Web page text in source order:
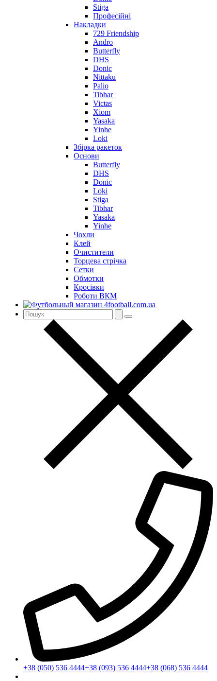
Stiga
Професійні
Накладки
729 Friendship
Andro
Butterfly
DHS
Donic
Nittaku
Palio
Tibhar
Victas
Xiom
Yasaka
Yinhe
Loki
Збірка ракеток
Основи
Butterfly
DHS
Donic
Loki
Stiga
Tibhar
Yasaka
Yinhe
Чохли
Клей
Очистители
Торцева стрічка
Сетки
Обмотки
Кросівки
Роботи ВКМ
+38 (050) 536 4444+38 (093) 536 4444+38 (068) 536 4444